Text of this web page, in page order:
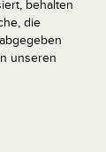
behalten
die
unseren